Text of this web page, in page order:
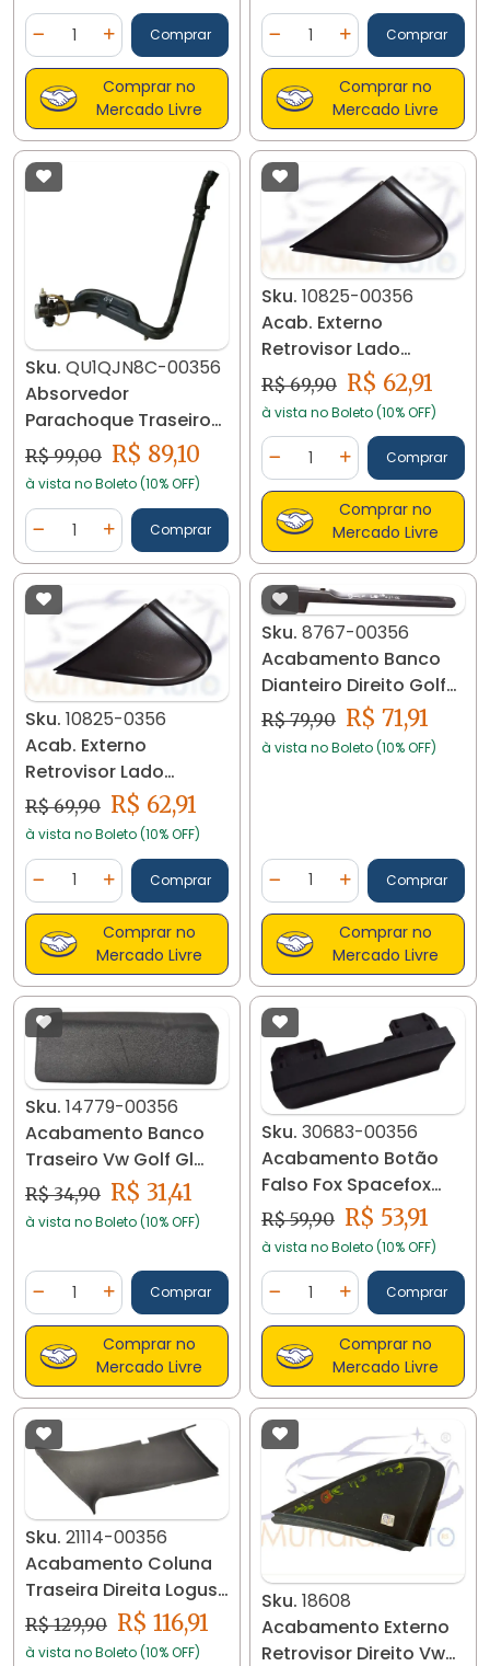
Diminuir Quantidade
Quantidade
Adicionar Quantidade
Comprar
Comprar no
Mercado Livre
Diminuir Quantidade
Quantidade
AdicionarComprar
Comprar no
Mercado Livre
Sku. QU1QJN8C-00356
Absorvedor
Parachoque Traseiro
Esquerdo Gol G4
2006/14 16615
R$ 99,00 R$ 89,10
à vista no Boleto (10% OFF)
Diminuir Quantidade
Quantidade
Adicionar Quantidade
Comprar
Sku. 10825-00356
Acab. Externo
Retrovisor Lado
Esquerdo Fox/s. 23135
R$ 69,90 R$ 62,91
à vista no Boleto (10% OFF)
Diminuir Quantidade
Quantidade
AdicionarComprar
Comprar no
Mercado Livre
Sku. 10825-0356
Acab. Externo
Retrovisor Lado
Esquerdo Fox/s. 23135
R$ 69,90 R$ 62,91
à vista no Boleto (10% OFF)
Diminuir Quantidade
Quantidade
Adicionar Quantidade
Comprar
Comprar no
Mercado Livre
Sku. 8767-00356
Acabamento Banco
Dianteiro Direito Golf
01/06 8767 Preto
R$ 79,90 R$ 71,91
à vista no Boleto (10% OFF)
Diminuir Quantidade
Quantidade
AdicionarComprar
Comprar no
Mercado Livre
Sku. 14779-00356
Acabamento Banco
Traseiro Vw Golf Gl
94/96 14779
R$ 34,90 R$ 31,41
à vista no Boleto (10% OFF)
Diminuir Quantidade
Quantidade
Adicionar Quantidade
Comprar
Comprar no
Mercado Livre
Sku. 30683-00356
Acabamento Botão
Falso Fox Spacefox
2014... 30683 Preto
R$ 59,90 R$ 53,91
à vista no Boleto (10% OFF)
Diminuir Quantidade
Quantidade
AdicionarComprar
Comprar no
Mercado Livre
Sku. 21114-00356
Acabamento Coluna
Traseira Direita Logus
558867246 - 21114
R$ 129,90 R$ 116,91
à vista no Boleto (10% OFF)
Sku. 18608
Acabamento Externo
Retrovisor Direito Vw